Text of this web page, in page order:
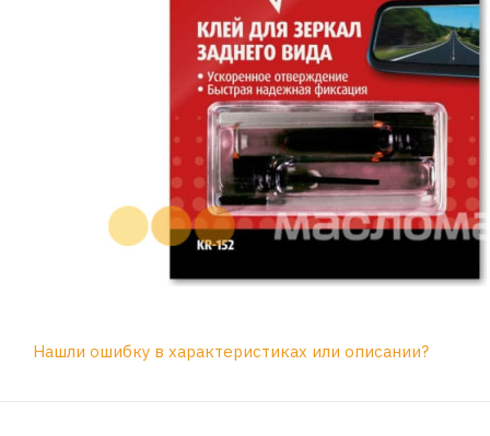
Нашли ошибку в характеристиках или описании?